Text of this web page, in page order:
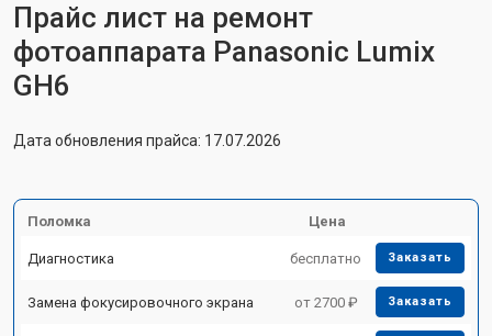
Прайс лист на ремонт
фотоаппарата Panasonic Lumix
GH6
Дата обновления прайса: 17.07.2026
Поломка Цена
Диагностика бесплатно Заказать
Замена фокусировочного экрана от 2700 ₽ Заказать